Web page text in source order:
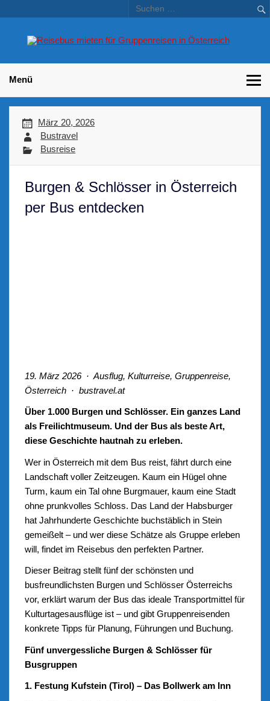
–
Menü
März 20, 2026
Bustravel
Busreise
Burgen & Schlösser in Österreich
per Bus entdecken
19. März 2026 · Ausflug, Kulturreise, Gruppenreise,
Österreich · bustravel.at
Über 1.000 Burgen und Schlösser. Ein ganzes Land
als Freilichtmuseum. Und der Bus als beste Art,
diese Geschichte hautnah zu erleben.
Wer in Österreich mit dem Bus reist, fährt durch eine
Landschaft voller Zeitzeugen. Kaum ein Hügel ohne
Turm, kaum ein Tal ohne Burgmauer, kaum eine Stadt
ohne prunkvolles Schloss. Das Land der Habsburger
hat Jahrhunderte Geschichte buchstäblich in Stein
gemeißelt – und wer diese Schätze als Gruppe erleben
will, findet im Reisebus den perfekten Partner.
Dieser Beitrag stellt fünf der schönsten und
busfreundlichsten Burgen und Schlösser Österreichs
vor, erklärt warum der Bus das ideale Transportmittel für
Kulturtagesausflüge ist – und gibt Gruppenreisenden
konkrete Tipps für Planung, Führungen und Buchung.
Fünf unvergessliche Burgen & Schlösser für
Busgruppen
1. Festung Kufstein (Tirol) – Das Bollwerk am Inn